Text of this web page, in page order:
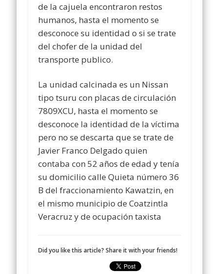
de la cajuela encontraron restos
humanos, hasta el momento se
desconoce su identidad o si se trate
del chofer de la unidad del
transporte publico.
La unidad calcinada es un Nissan
tipo tsuru con placas de circulación
7809XCU, hasta el momento se
desconoce la identidad de la víctima
pero no se descarta que se trate de
Javier Franco Delgado quien
contaba con 52 años de edad y tenía
su domicilio calle Quieta número 36
B del fraccionamiento Kawatzin, en
el mismo municipio de Coatzintla
Veracruz y de ocupación taxista
Did you like this article? Share it with your friends!